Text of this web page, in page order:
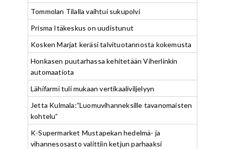
Tommolan Tilalla vaihtui sukupolvi
Prisma Itäkeskus on uudistunut
Kosken Marjat keräsi talvituotannosta kokemusta
Honkasen puutarhassa kehitetään Viherlinkin
automaatiota
Lähifarmi tuli mukaan vertikaaliviljelyyn
Jetta Kulmala:”Luomuvihanneksille tavanomaisten
kohtelu”
K-Supermarket Mustapekan hedelmä- ja
vihannesosasto valittiin ketjun parhaaksi